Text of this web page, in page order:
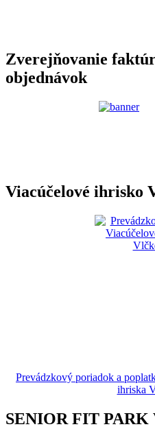
Zverejňovanie
objednávok
Viacúčelové ihrisko
Prevádzkový poriadok a
ihriska
SENIOR FIT